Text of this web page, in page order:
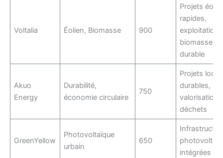
Voltalia Éolien, Biomasse 900
Projets
rapides,
exploitation
biomasse
durable
Akuo
Energy
Durabilité,
économie circulaire
750
Projets
durables,
valorisation
déchets
GreenYellow
Photovoltaïque
urbain
650
intégrées